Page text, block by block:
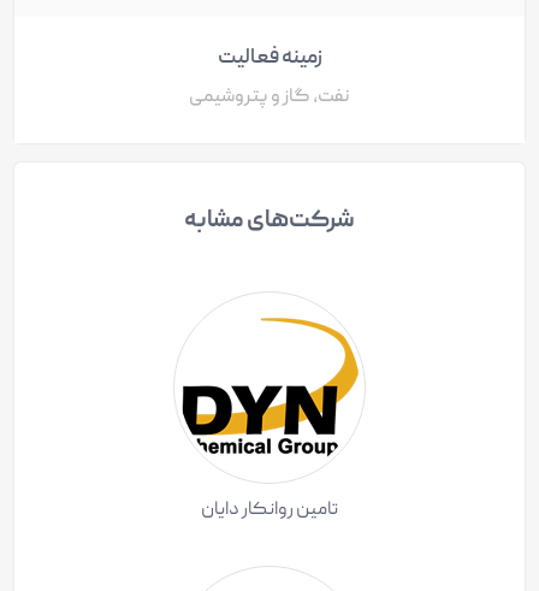
زمینه فعالیت
نفت، گاز و پتروشیمی
شرکت‌های مشابه
تامین روانکار دایان